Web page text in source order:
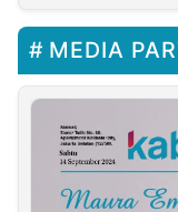
MEDIA